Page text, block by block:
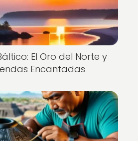
El Oro del Norte y
Encantadas